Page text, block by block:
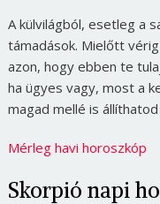
A külvilágból, esetleg a
támadások. Mielőtt
azon, hogy ebben te
ha ügyes vagy, most a
magad mellé is
Mérleg havi horoszkóp
Skorpió napi